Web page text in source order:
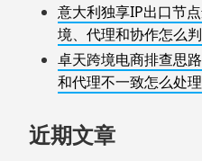
意大利独享IP出口节
境、代理和协作怎么
卓天跨境电商排查思
和代理不一致怎么处理
近期文章